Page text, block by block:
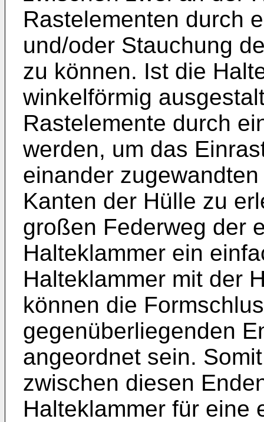
Rastelementen durch
und/oder Stauchung
zu können. Ist die
winkelförmig
Rastelemente durch
werden, um das
einander
Kanten der Hülle zu
großen Federweg der
Halteklammer ein
Halteklammer mit der
können die
gegenüberliegenden
angeordnet sein.
zwischen diesen
Halteklammer für eine